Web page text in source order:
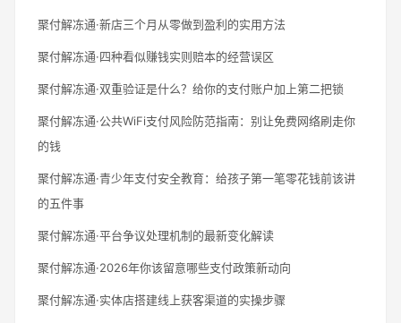
聚付解冻通·新店三个月从零做到盈利的实用方法
聚付解冻通·四种看似赚钱实则赔本的经营误区
聚付解冻通·双重验证是什么？给你的支付账户加上第二把锁
聚付解冻通·公共WiFi支付风险防范指南：别让免费网络刷走你
的钱
聚付解冻通·青少年支付安全教育：给孩子第一笔零花钱前该讲
的五件事
聚付解冻通·平台争议处理机制的最新变化解读
聚付解冻通·2026年你该留意哪些支付政策新动向
聚付解冻通·实体店搭建线上获客渠道的实操步骤